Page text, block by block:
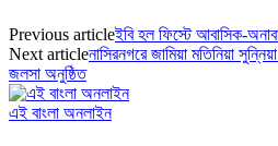
Previous articleইবি হল ফিস্টে আবাসিক-
Next articleনাসিরনগরে জামিয়া মতিনিয়া
জলসা অনুষ্ঠিত
এই বাংলা অনলাইন